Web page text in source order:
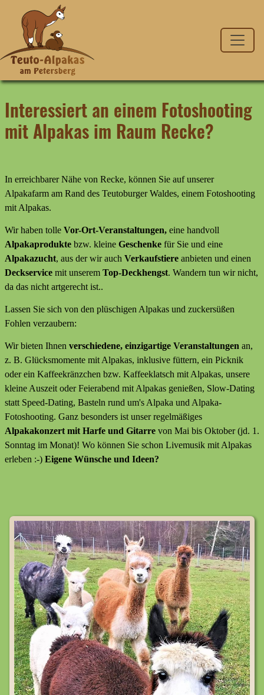
Interessiert an einem Fotoshooting
mit Alpakas im Raum Recke?
In erreichbarer Nähe von Recke, können Sie auf unserer
Alpakafarm am Rand des Teutoburger Waldes, einem Fotoshooting
mit Alpakas.
Wir haben tolle Vor-Ort-Veranstaltungen, eine handvoll
Alpakaprodukte bzw. kleine Geschenke für Sie und eine
Alpakazucht, aus der wir auch Verkaufstiere anbieten und einen
Deckservice mit unserem Top-Deckhengst. Wandern tun wir nicht,
da das nicht artgerecht ist..
Lassen Sie sich von den plüschigen Alpakas und zuckersüßen
Fohlen verzaubern:
Wir bieten Ihnen verschiedene, einzigartige Veranstaltungen an,
z. B. Glücksmomente mit Alpakas, inklusive füttern, ein Picknik
oder ein Kaffeekränzchen bzw. Kaffeeklatsch mit Alpakas, unsere
kleine Auszeit oder Feierabend mit Alpakas genießen, Slow-Dating
statt Speed-Dating, Basteln rund um's Alpaka und Alpaka-
Fotoshooting. Ganz besonders ist unser regelmäßiges
Alpakakonzert mit Harfe und Gitarre von Mai bis Oktober (jd. 1.
Sonntag im Monat)! Wo können Sie schon Livemusik mit Alpakas
erleben :-) Eigene Wünsche und Ideen?